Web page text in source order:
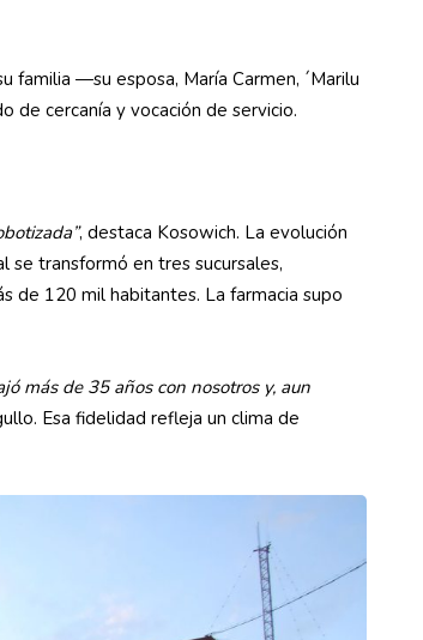
familia —su esposa, María Carmen, ´Marilu
de cercanía y vocación de servicio.
, destaca Kosowich. La evolución
se transformó en tres sucursales,
de 120 mil habitantes. La farmacia supo
más de 35 años con nosotros y, aun
Esa fidelidad refleja un clima de